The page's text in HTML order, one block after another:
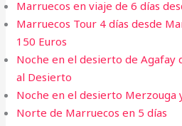
Marruecos en viaje de 6 días
Marruecos Tour 4 días desde
150 Euros
Noche en el desierto de Agafay
al Desierto
Noche en el desierto Merzouga
Norte de Marruecos en 5 días